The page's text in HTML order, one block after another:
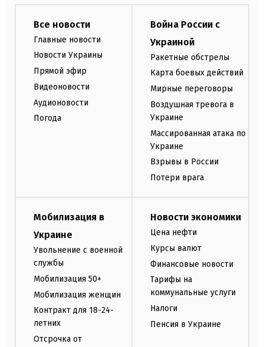
Все новости
Главные новости
Новости Украины
Прямой эфир
Видеоновости
Аудионовости
Погода
Война России с
Украиной
Ракетные обстрелы
Карта боевых действий
Мирные переговоры
Воздушная тревога в
Украине
Массированная атака по
Украине
Взрывы в России
Потери врага
Мобилизация в
Украине
Увольнение с военной
службы
Мобилизация 50+
Мобилизация женщин
Контракт для 18-24-
летних
Отсрочка от
Новости экономики
Цена нефти
Курсы валют
Финансовые новости
Тарифы на
коммунальные услуги
Налоги
Пенсия в Украине